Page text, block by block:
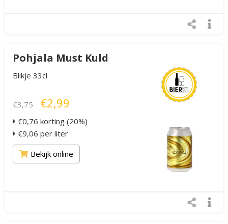
Pohjala Must Kuld
Blikje 33cl
€3,75 €2,99
€0,76 korting (20%)
€9,06 per liter
Bekijk online